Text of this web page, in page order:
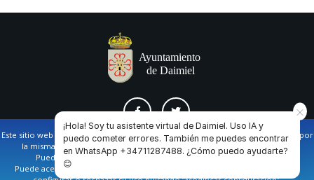
AVISO LEGAL Y POLÍTICA DE PRIVACIDAD COOKIES CONTACTO
Este sitio web utiliza cookies propias y de terceros para facilitar la navegación por
la misma y obtener datos estadísticos de la navegación de los usuarios.
Puede obtener más información en nuestrapolítica de cookies
Puede aceptar todas las cookies pulsando en el botón de “Aceptar”, o bien
¡Hola! Soy tu asistente virtual de Daimiel. Uso IA y
puedo cometer errores. También me puedes encontrar
en WhatsApp +34711287488. ¿Cómo puedo ayudarte?
😊